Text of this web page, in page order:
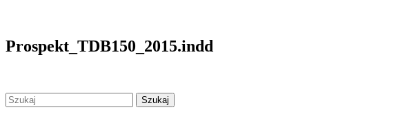
Prospekt_TDB150_2015.indd
Szukaj